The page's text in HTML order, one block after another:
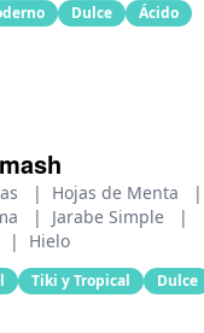
Dulce Ácido
| Hojas de Menta
|
| Jarabe Simple
|
| Hielo
Tiki y Tropical Dulce